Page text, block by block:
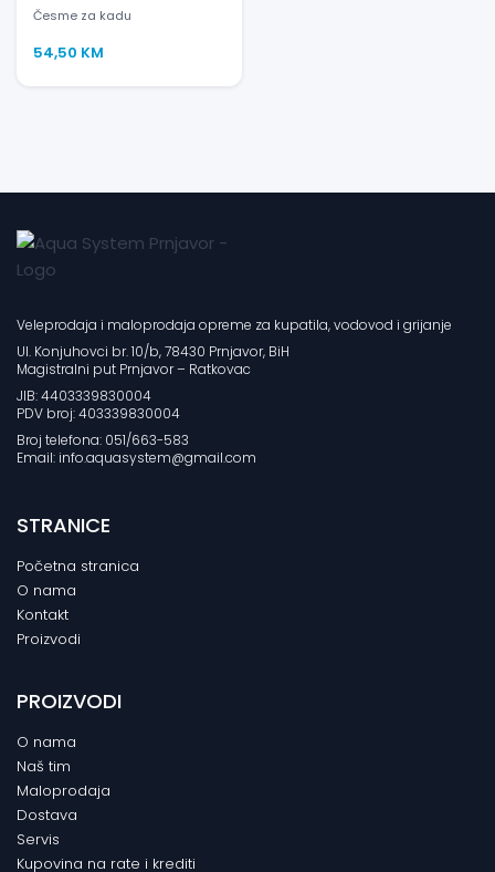
Česme za kadu
54,50 KM
Veleprodaja i maloprodaja opreme za kupatila, vodovod i grijanje
Ul. Konjuhovci br. 10/b, 78430 Prnjavor, BiH
Magistralni put Prnjavor – Ratkovac
JIB: 4403339830004
PDV broj: 403339830004
Broj telefona: 051/663-583
Email: info.aquasystem@gmail.com
STRANICE
Početna stranica
O nama
Kontakt
Proizvodi
PROIZVODI
O nama
Naš tim
Maloprodaja
Dostava
Servis
Kupovina na rate i krediti